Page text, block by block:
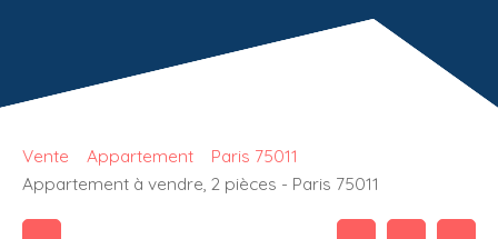
Vente Appartement
Paris 75011
Appartement à vendre, 2 pièces - Paris 75011